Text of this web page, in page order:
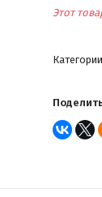
Этот